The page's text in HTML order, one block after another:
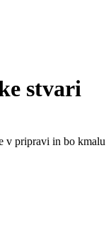
stvari
v pripravi in ​​bo kmalu